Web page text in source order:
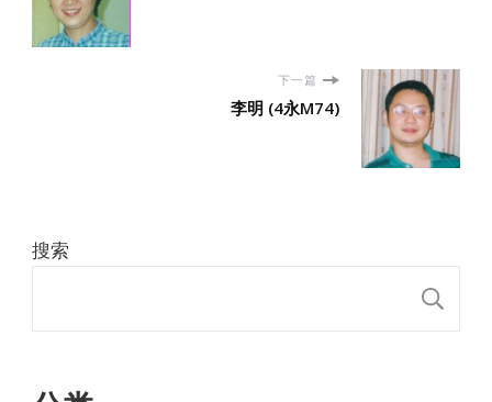
下一篇
李明 (4永M74)
搜索